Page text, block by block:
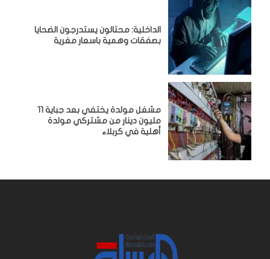
الداخلية: محتالون يستدرجون الضحايا
بصفقات وهمية باسعار مغرية
مشغل مولدة يختفي بعد جباية 11
مليون دينار من مشتركي مولدة
أهلية في كربلاء